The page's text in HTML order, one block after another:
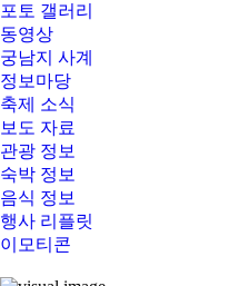
포토 갤러리
동영상
궁남지 사계
정보마당
축제 소식
보도 자료
관광 정보
숙박 정보
음식 정보
행사 리플릿
이모티콘